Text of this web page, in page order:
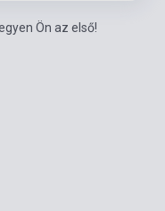
Ön az első!